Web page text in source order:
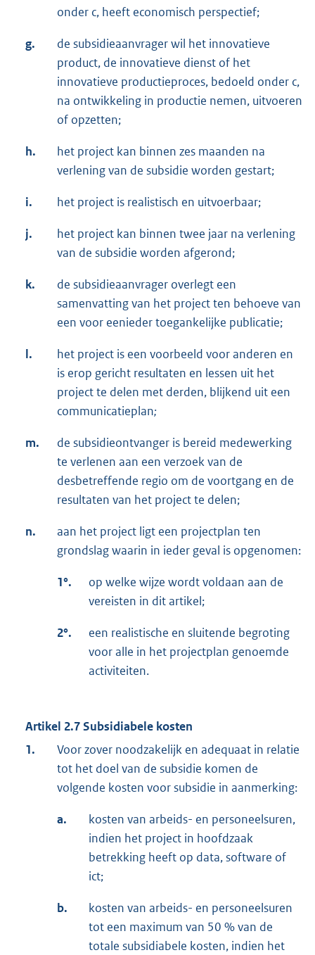
onder c, heeft economisch perspectief;
g.
de subsidieaanvrager wil het innovatieve
product, de innovatieve dienst of het
innovatieve productieproces, bedoeld onder c,
na ontwikkeling in productie nemen, uitvoeren
of opzetten;
h.
het project kan binnen zes maanden na
verlening van de subsidie worden gestart;
i. het project is realistisch en uitvoerbaar;
j.
het project kan binnen twee jaar na verlening
van de subsidie worden afgerond;
k.
de subsidieaanvrager overlegt een
samenvatting van het project ten behoeve van
een voor eenieder toegankelijke publicatie;
l.
het project is een voorbeeld voor anderen en
is erop gericht resultaten en lessen uit het
project te delen met derden, blijkend uit een
communicatieplan;
m.
de subsidieontvanger is bereid medewerking
te verlenen aan een verzoek van de
desbetreffende regio om de voortgang en de
resultaten van het project te delen;
n.
aan het project ligt een projectplan ten
grondslag waarin in ieder geval is opgenomen:
1°.
op welke wijze wordt voldaan aan de
vereisten in dit artikel;
2°.
een realistische en sluitende begroting
voor alle in het projectplan genoemde
activiteiten.
Artikel 2.7Subsidiabele kosten
1.
Voor zover noodzakelijk en adequaat in relatie
tot het doel van de subsidie komen de
volgende kosten voor subsidie in aanmerking:
a.
kosten van arbeids- en personeelsuren,
indien het project in hoofdzaak
betrekking heeft op data, software of
ict;
b.
kosten van arbeids- en personeelsuren
tot een maximum van 50 % van de
totale subsidiabele kosten, indien het